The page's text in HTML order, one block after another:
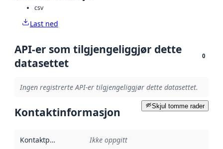
csv
Last ned
API-er som tilgjengeliggjør dette
datasettet
0
Ingen registrerte API-er tilgjengeliggjør dette datasettet.
Skjul tomme rader
Kontaktinformasjon
Kontaktpunkt Ikke oppgitt